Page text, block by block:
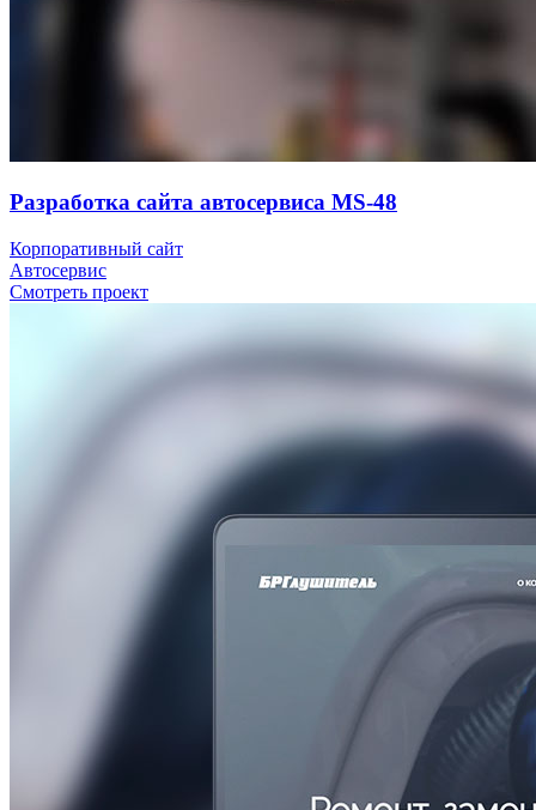
Разработка сайта автосервиса MS-48
Корпоративный сайт
Автосервис
Смотреть проект